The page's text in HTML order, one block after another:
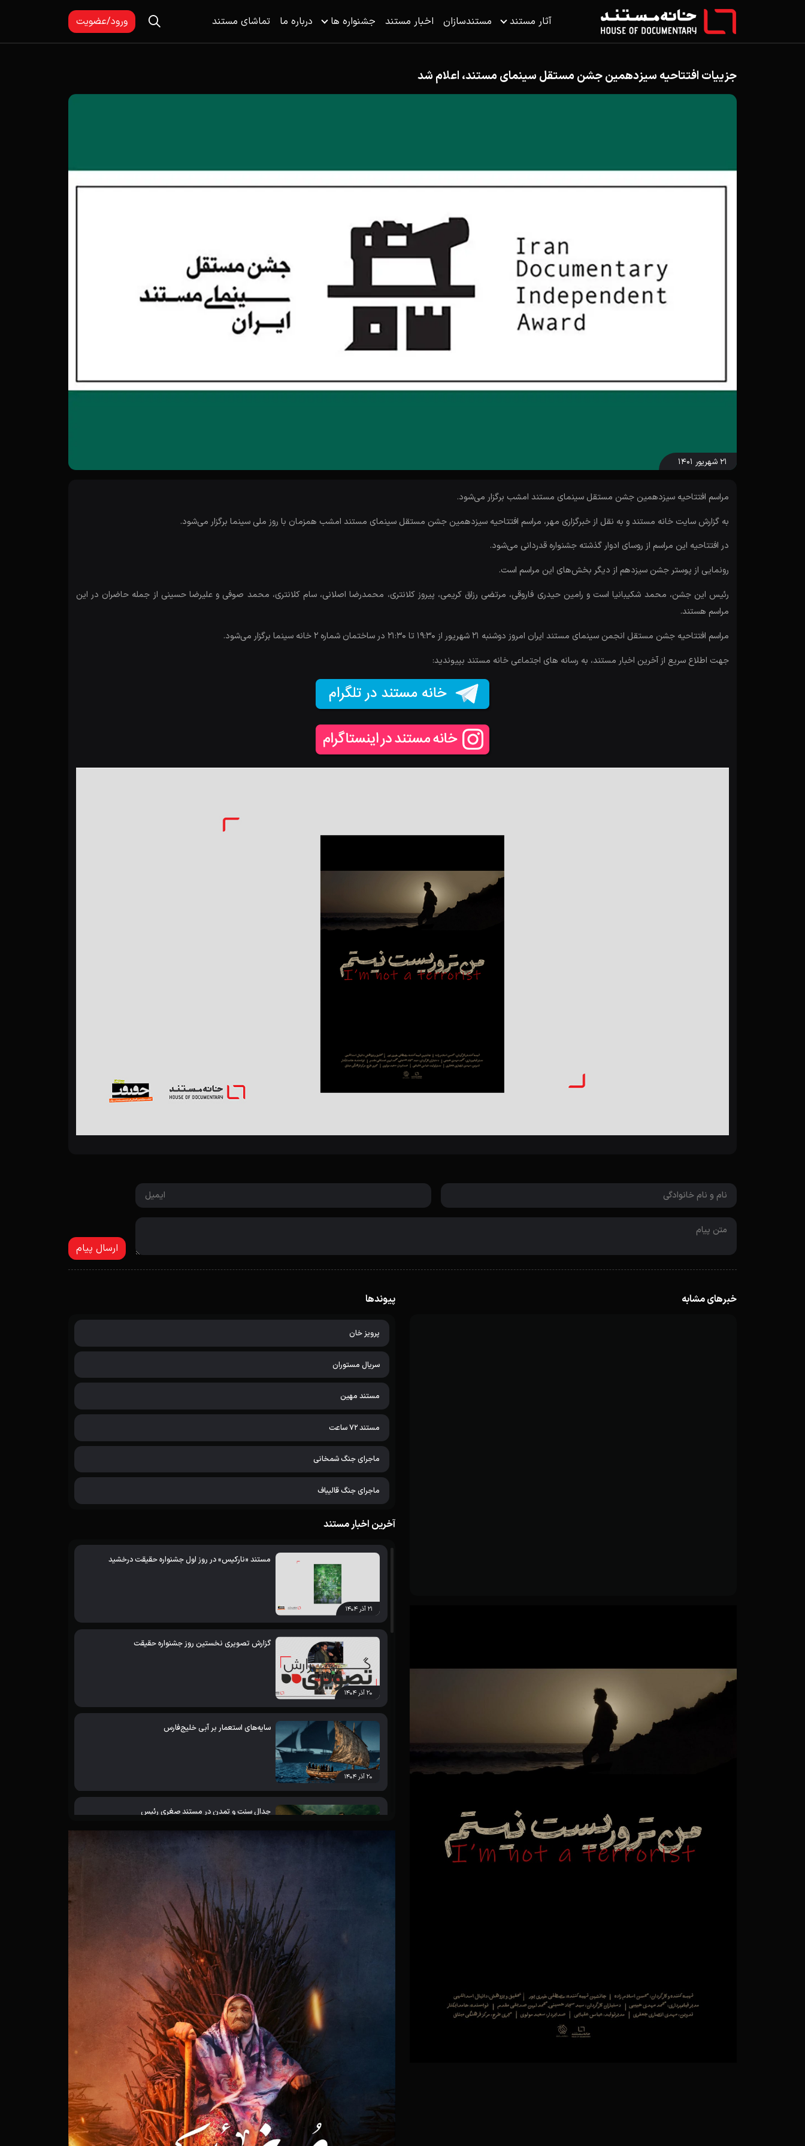
آثار مستند مستندسازان اخبار مستند جشنواره ها درباره ما تماشای مستند ورود/عضویت
پیوندها
پرویز خان
سریال مستوران
مستند مهین
مستند 72 ساعت
ماجرای جنگ شمخانی
ماجرای جنگ قالیباف
آخرین اخبار مستند
۲۱ آذر ۱۴۰۴
مستند «نارکیس» در روز اول جشنواره حقیقت درخشید
۲۰ آذر ۱۴۰۴
گزارش تصویری نخستین روز جشنواره حقیقت
۲۰ آذر ۱۴۰۴
سایه‌های استعمار بر آبی خلیج‌فارس
جدال سنت و تمدن در مستند صغری رئیس
زخم‌هایی که در خاک می‌ماند
سفری جسورانه به قلب یک انگ اجتماعی
۲۰ آذر ۱۴۰۴
روایتی از روشنایی در دل تاریکی
جزییات افتتاحیه سیزدهمین جشن مستقل سینمای مستند، اعلام شد
۲۱ شهریور ۱۴۰۱
مراسم افتتاحیه سیزدهمین جشن مستقل سینمای مستند امشب برگزار می‌شود.
به گزارش سایت خانه مستند و به نقل از خبرگزاری مهر، مراسم افتتاحیه سیزدهمین جشن مستقل سینمای مستند امشب همزمان با روز ملی سینما برگزار می‌شود.
در افتتاحیه این مراسم از روسای ادوار گذشته جشنواره قدردانی می‌شود.
رونمایی از پوستر جشن سیزدهم از دیگر بخش‌های این مراسم است.
رئیس این جشن، محمد شکیبانیا است و رامین حیدری فاروقی، مرتضی رزاق کریمی، پیروز کلانتری، محمدرضا اصلانی، سام کلانتری، محمد صوفی و علیرضا حسینی از جمله حاضران در این
مراسم هستند.
مراسم افتتاحیه جشن مستقل انجمن سینمای مستند ایران امروز دوشنبه ۲۱ شهریور از ۱۹:۳۰ تا ۲۱:۳۰ در ساختمان شماره ۲ خانه سینما برگزار می‌شود.
جهت اطلاع سریع از آخرین اخبار مستند، به رسانه های اجتماعی خانه مستند بپیوندید:
خبرهای مشابه